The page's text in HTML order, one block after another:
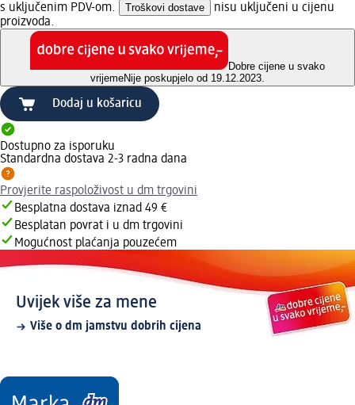
s uključenim PDV-om.
Troškovi dostave
nisu uključeni u cijenu
proizvoda.
Dobre cijene u svako
vrijemeNije poskupjelo od 19.12.2023.
Dodaj u košaricu
Dostupno za isporuku
Standardna dostava 2-3 radna dana
Provjerite raspoloživost u dm trgovini
Besplatna dostava iznad 49 €
Besplatan povrat i u dm trgovini
Mogućnost plaćanja pouzećem
Uvijek više za mene
Više o dm jamstvu dobrih cijena